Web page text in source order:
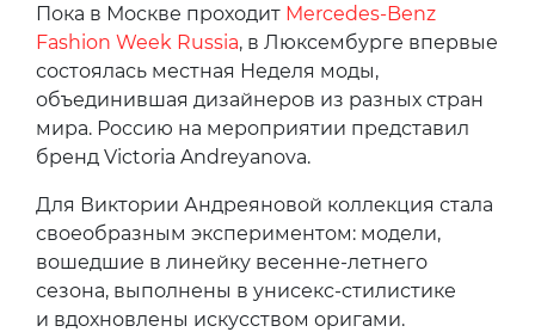
Пока в Москве проходит Mercedes-Benz
Fashion Week Russia, в Люксембурге впервые
состоялась местная Неделя моды,
объединившая дизайнеров из разных стран
мира. Россию на мероприятии представил
бренд Victoria Andreyanova.
Для Виктории Андреяновой коллекция стала
своеобразным экспериментом: модели,
вошедшие в линейку весенне-летнего
сезона, выполнены в унисекс-стилистике
и вдохновлены искусством оригами.